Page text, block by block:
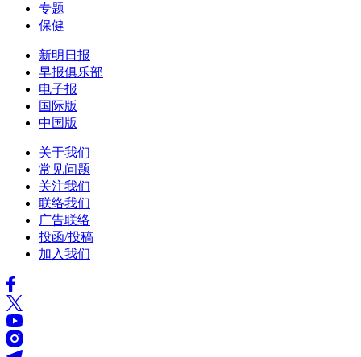
专题
保健
新明日报
早报俱乐部
电子报
国际版
中国版
关于我们
常见问题
关注我们
联络我们
广告联络
投函/投稿
加入我们